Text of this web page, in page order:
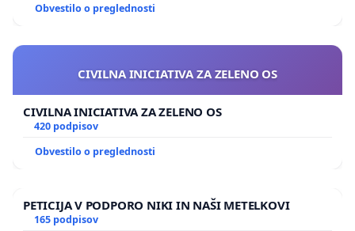
Obvestilo o preglednosti
CIVILNA INICIATIVA ZA ZELENO OS
CIVILNA INICIATIVA ZA ZELENO OS
420 podpisov
Obvestilo o preglednosti
PETICIJA V PODPORO NIKI IN NAŠI METELKOVI
165 podpisov